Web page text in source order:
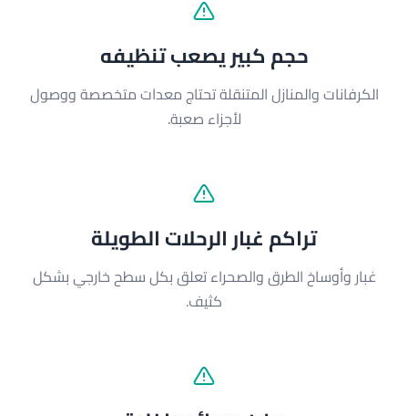
حجم كبير يصعب تنظيفه
الكرفانات والمنازل المتنقلة تحتاج معدات متخصصة ووصول
لأجزاء صعبة.
تراكم غبار الرحلات الطويلة
غبار وأوساخ الطرق والصحراء تعلق بكل سطح خارجي بشكل
كثيف.